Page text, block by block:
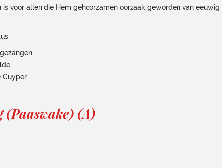
voor allen die Hem gehoorzamen oorzaak geworden van eeuwig
Cuyper
(A)